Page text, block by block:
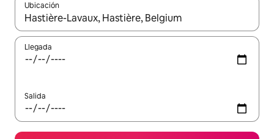
Ubicación
Cuando los resultados estén disponibles, navega con las
Llegada
Salida